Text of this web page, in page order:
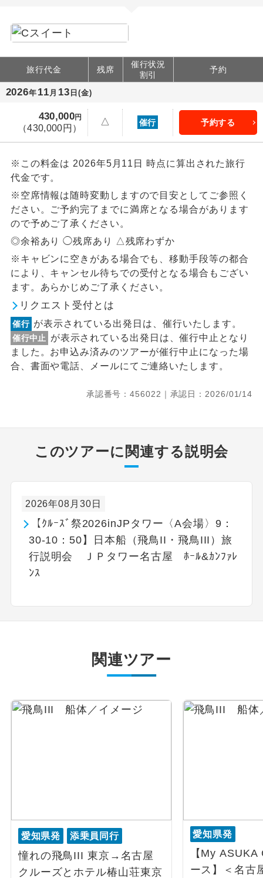
旅行代金 残席
催行状況
割引
予約
2026年 11 月 13 日(金)
430,000円
（430,000円 ）
△ 催行 予約する
※この料金は 2026年5月11日 時点に算出された旅行
代金です。
※空席情報は随時変動しますので目安としてご参照く
ださい。ご予約完了までに満席となる場合があります
ので予めご了承ください。
◎余裕あり ◯残席あり △残席わずか
※キャビンに空きがある場合でも、移動手段等の都合
により、キャンセル待ちでの受付となる場合もござい
ます。あらかじめご了承ください。
リクエスト受付とは
催行 が表示されている出発日は、催行いたします。
催行中止
が表示されている出発日は、催行中止となり
ました。お申込み済みのツアーが催行中止になった場
合、書面や電話、メールにてご連絡いたします。
承認番号：456022｜承認日：2026/01/14
このツアーに関連する説明会
2026年08月30日
【ｸﾙｰｽﾞ祭2026inJPタワー〈A会場〉9：
30-10：50】日本船（飛鳥II・飛鳥III）旅
行説明会 ＪＰタワー名古屋 ﾎｰﾙ&ｶﾝﾌｧﾚ
ﾝｽ
関連ツアー
愛知県発 添乗員同行
憧れの飛鳥III 東京→名古屋
クルーズとホテル椿山荘東京
愛知県発
【My
ース】＜名古